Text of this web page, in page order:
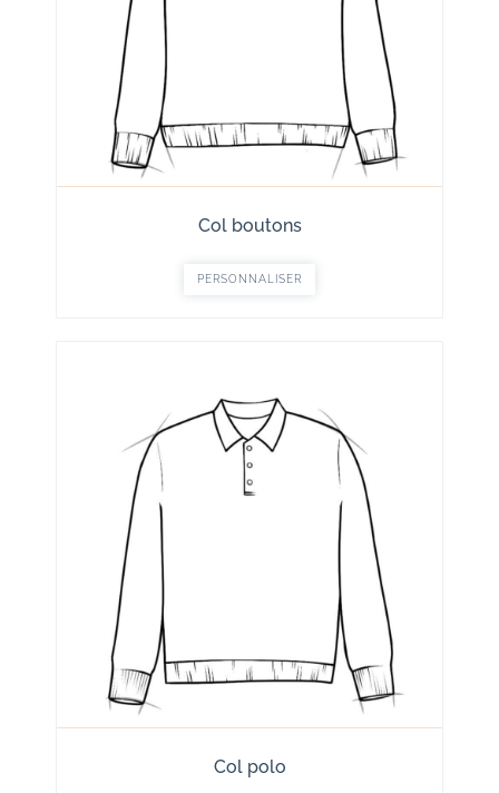
Col boutons
PERSONNALISER
Col polo